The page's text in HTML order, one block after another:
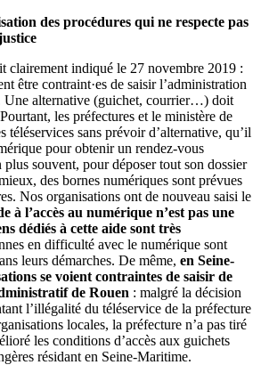
des procédures qui ne respecte pas
clairement indiqué le 27 novembre 2019 :
être contraint·es de saisir l’administration
Une alternative (guichet, courrier…) doit
les préfectures et le ministère de
téléservices sans prévoir d’alternative, qu’il
pour obtenir un rendez-vous
souvent, pour déposer tout son dossier
des bornes numériques sont prévues
Nos organisations ont de nouveau saisi le
à l’accès au numérique n’est pas une
dédiés à cette aide sont très
en difficulté avec le numérique sont
leurs démarches. De même, en Seine-
se voient contraintes de saisir de
de Rouen : malgré la décision
l’illégalité du téléservice de la préfecture
locales, la préfecture n’a pas tiré
les conditions d’accès aux guichets
résidant en Seine-Maritime.